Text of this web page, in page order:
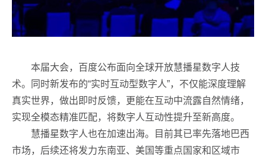
本届大会，百度公布面向全球开放慧播星数字人技
术。同时新发布的“实时互动型数字人”，不仅能深度理解
真实世界，做出即时反馈，更能在互动中流露自然情绪，
实现全模态精准匹配，将数字人互动性提升至新高度。
慧播星数字人也在加速出海。目前其已率先落地巴西
市场，后续还将发力东南亚、美国等重点国家和区域市